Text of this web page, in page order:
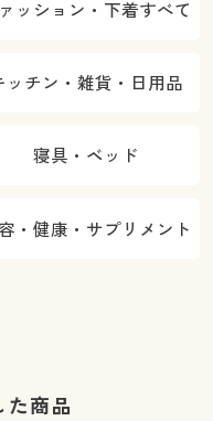
ッション・下着すべて
ッチン・雑貨・日用品
寝具・ベッド
・健康・サプリメント
た商品